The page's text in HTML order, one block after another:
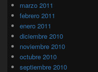
marzo 2011
febrero 2011
enero 2011
diciembre 2010
noviembre 2010
octubre 2010
septiembre 2010